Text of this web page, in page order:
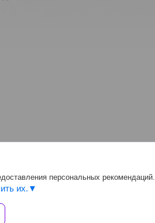
персональных рекомендаций.
их.